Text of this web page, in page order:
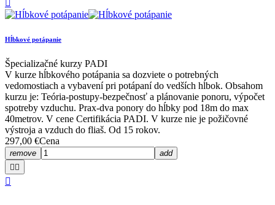

Hĺbkové potápanie
Špecializačné kurzy PADI
V kurze hĺbkového potápania sa dozviete o potrebných
vedomostiach a vybavení pri potápaní do vedších hĺbok. Obsahom
kurzu je: Teória-postupy-bezpečnosť a plánovanie ponoru, výpočet
spotreby vzduchu. Prax-dva ponory do hĺbky pod 18m do max
40metrov. V cene Certifikácia PADI. V kurze nie je požičovné
výstroja a vzduch do fliaš. Od 15 rokov.
297,00 €Cena
remove
add
 
